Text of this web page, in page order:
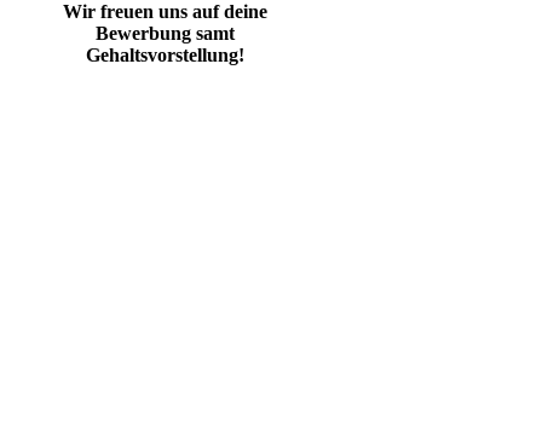
Wir freuen uns auf deine
Bewerbung samt
Gehaltsvorstellung!